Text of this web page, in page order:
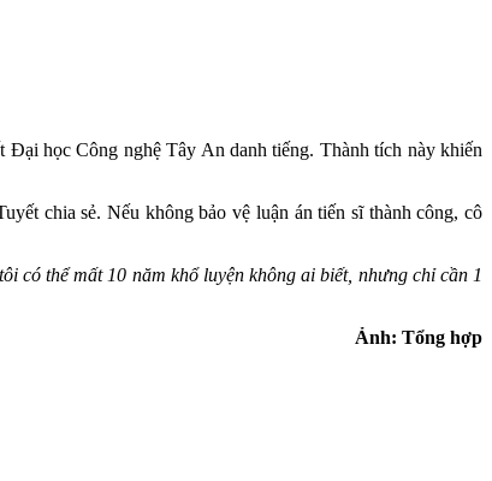
học Công nghệ Tây An danh tiếng. Thành tích này khiến
chia sẻ. Nếu không bảo vệ luận án tiến sĩ thành công, cô
có thể mất 10 năm khổ luyện không ai biết, nhưng chỉ cần 1
Ảnh: Tổng hợp